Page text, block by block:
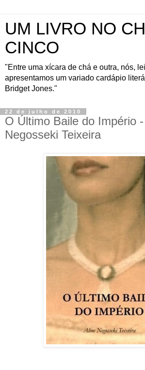
UM LIVRO NO
CINCO
"Entre uma xícara de chá e outra, nós,
apresentamos um variado cardápio
Bridget Jones."
22 de julho de 2010
O Último Baile do Império
Negosseki Teixeira